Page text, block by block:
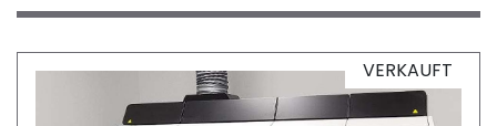
VERKAUFT